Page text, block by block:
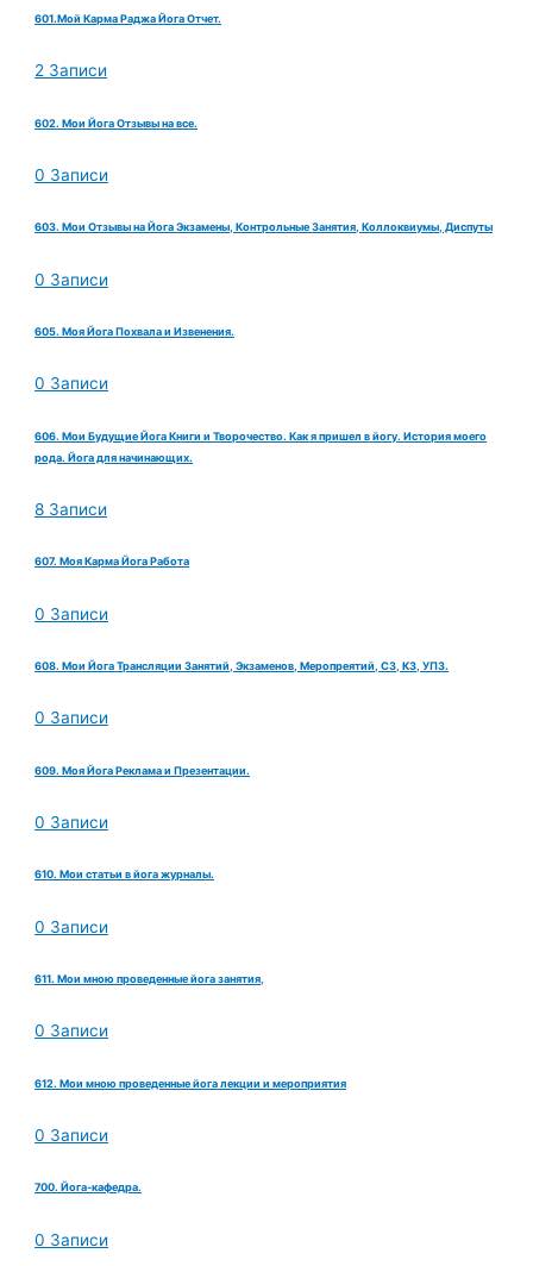
601.Мой Карма Раджа Йога Отчет.
2 Записи
602. Мои Йога Отзывы на все.
0 Записи
603. Мои Отзывы на Йога Экзамены, Контрольные Занятия, Коллоквиумы, Диспуты
0 Записи
605. Моя Йога Похвала и Извенения.
0 Записи
606. Мои Будущие Йога Книги и Творочество. Как я пришел в йогу. История моего
рода. Йога для начинающих.
8 Записи
607. Моя Карма Йога Работа
0 Записи
608. Мои Йога Трансляции Занятий, Экзаменов, Меропреятий, СЗ, КЗ, УПЗ.
0 Записи
609. Моя Йога Реклама и Презентации.
0 Записи
610. Мои статьи в йога журналы.
0 Записи
611. Мои мною проведенные йога занятия,
0 Записи
612. Мои мною проведенные йога лекции и мероприятия
0 Записи
700. Йога-кафедра.
0 Записи